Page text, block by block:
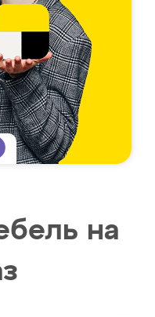
на